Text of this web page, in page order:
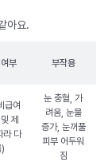
아요.
부 부작용
급여
제
라 다
눈 충혈, 가
려움, 눈물
증가, 눈꺼풀
피부 어두워
짐